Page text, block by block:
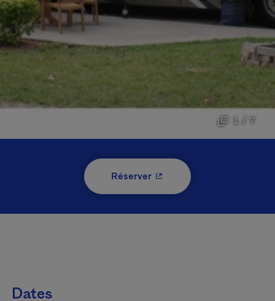
1 / 7
Réserver- Cet hyperlien s'ouvrira
Dates